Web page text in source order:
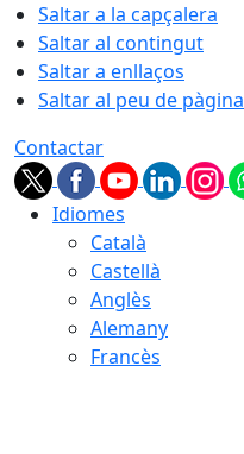
Saltar a la capçalera
Saltar al contingut
Saltar a enllaços
Saltar al peu de pàgina
Contactar
Idiomes
Català
Castellà
Anglès
Alemany
Francès